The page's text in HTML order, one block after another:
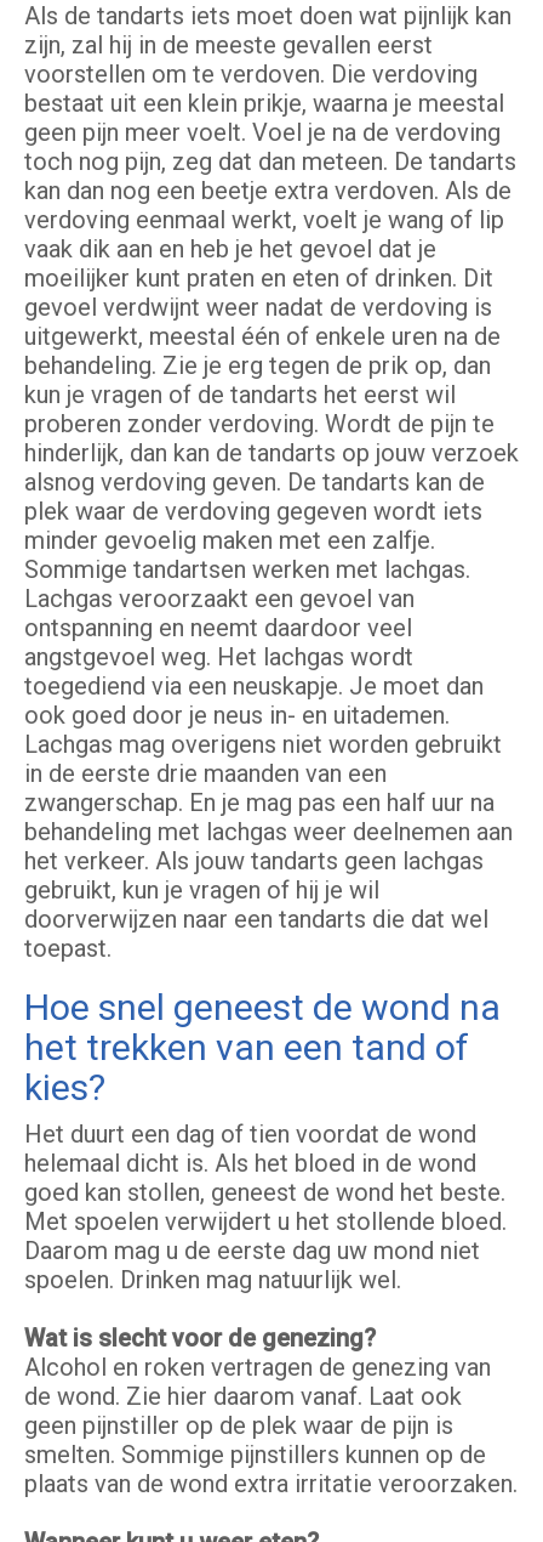
Als de tandarts iets moet doen wat pijnlijk kan
zijn, zal hij in de meeste gevallen eerst
voorstellen om te verdoven. Die verdoving
bestaat uit een klein prikje, waarna je meestal
geen pijn meer voelt. Voel je na de verdoving
toch nog pijn, zeg dat dan meteen. De tandarts
kan dan nog een beetje extra verdoven. Als de
verdoving eenmaal werkt, voelt je wang of lip
vaak dik aan en heb je het gevoel dat je
moeilijker kunt praten en eten of drinken. Dit
gevoel verdwijnt weer nadat de verdoving is
uitgewerkt, meestal één of enkele uren na de
behandeling. Zie je erg tegen de prik op, dan
kun je vragen of de tandarts het eerst wil
proberen zonder verdoving. Wordt de pijn te
hinderlijk, dan kan de tandarts op jouw verzoek
alsnog verdoving geven. De tandarts kan de
plek waar de verdoving gegeven wordt iets
minder gevoelig maken met een zalfje.
Sommige tandartsen werken met lachgas.
Lachgas veroorzaakt een gevoel van
ontspanning en neemt daardoor veel
angstgevoel weg. Het lachgas wordt
toegediend via een neuskapje. Je moet dan
ook goed door je neus in- en uitademen.
Lachgas mag overigens niet worden gebruikt
in de eerste drie maanden van een
zwangerschap. En je mag pas een half uur na
behandeling met lachgas weer deelnemen aan
het verkeer. Als jouw tandarts geen lachgas
gebruikt, kun je vragen of hij je wil
doorverwijzen naar een tandarts die dat wel
toepast.
Hoe snel geneest de wond na
het trekken van een tand of
kies?
Het duurt een dag of tien voordat de wond
helemaal dicht is. Als het bloed in de wond
goed kan stollen, geneest de wond het beste.
Met spoelen verwijdert u het stollende bloed.
Daarom mag u de eerste dag uw mond niet
spoelen. Drinken mag natuurlijk wel.
Wat is slecht voor de genezing?
Alcohol en roken vertragen de genezing van
de wond. Zie hier daarom vanaf. Laat ook
geen pijnstiller op de plek waar de pijn is
smelten. Sommige pijnstillers kunnen op de
plaats van de wond extra irritatie veroorzaken.